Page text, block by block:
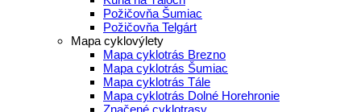
Požičovňa Šumiac
Požičovňa Telgárt
Mapa cyklovýlety
Mapa cyklotrás Brezno
Mapa cyklotrás Šumiac
Mapa cyklotrás Tále
Mapa cyklotrás Dolné Horehronie
Značené cyklotrasy